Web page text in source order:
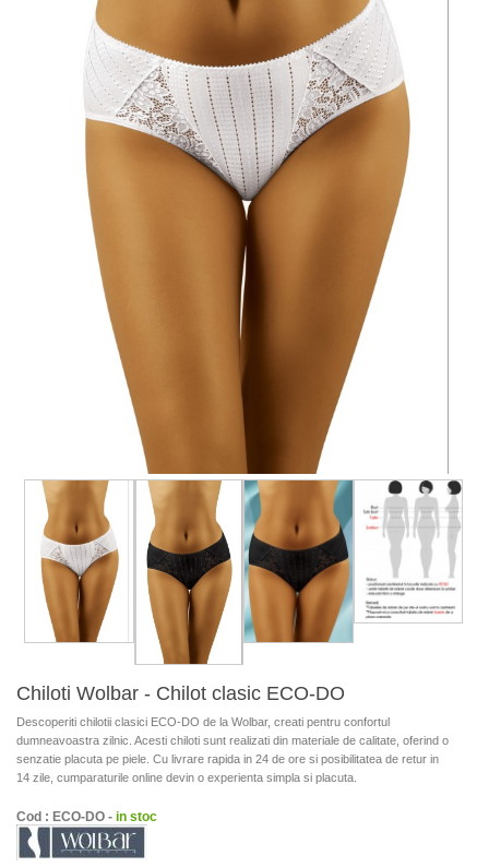
Chiloti Wolbar - Chilot clasic ECO-DO
Descoperiti chilotii clasici ECO-DO de la Wolbar, creati pentru confortul
dumneavoastra zilnic. Acesti chiloti sunt realizati din materiale de calitate, oferind o
senzatie placuta pe piele. Cu livrare rapida in 24 de ore si posibilitatea de retur in
14 zile, cumparaturile online devin o experienta simpla si placuta.
Cod : ECO-DO - in stoc